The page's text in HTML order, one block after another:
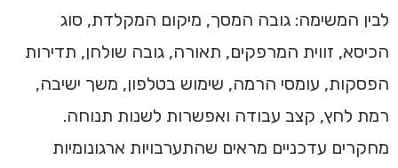
לבין המשימה: גובה המסך, מיקום המקלדת, סוג
הכיסא, זווית המרפקים, תאורה, גובה שולחן, תדירות
הפסקות, עומסי הרמה, שימוש בטלפון, משך ישיבה,
רמת לחץ, קצב עבודה ואפשרות לשנות תנוחה.
מחקרים עדכניים מראים שהתערבויות ארגונומיות